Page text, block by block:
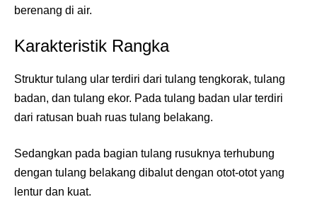
berenang di air.
Karakteristik Rangka
Struktur tulang ular terdiri dari tulang tengkorak, tulang
badan, dan tulang ekor. Pada tulang badan ular terdiri
dari ratusan buah ruas tulang belakang.
Sedangkan pada bagian tulang rusuknya terhubung
dengan tulang belakang dibalut dengan otot-otot yang
lentur dan kuat.